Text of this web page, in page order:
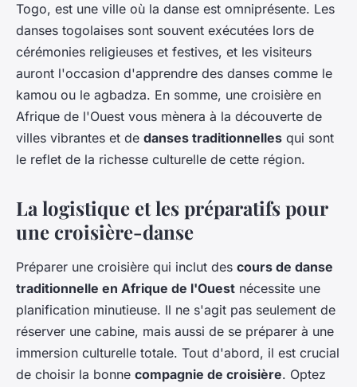
Togo, est une ville où la danse est omniprésente. Les
danses togolaises sont souvent exécutées lors de
cérémonies religieuses et festives, et les visiteurs
auront l'occasion d'apprendre des danses comme le
kamou ou le agbadza. En somme, une croisière en
Afrique de l'Ouest vous mènera à la découverte de
villes vibrantes et de danses traditionnelles qui sont
le reflet de la richesse culturelle de cette région.
La logistique et les préparatifs pour
une croisière-danse
Préparer une croisière qui inclut des cours de danse
traditionnelle en Afrique de l'Ouest nécessite une
planification minutieuse. Il ne s'agit pas seulement de
réserver une cabine, mais aussi de se préparer à une
immersion culturelle totale. Tout d'abord, il est crucial
de choisir la bonne compagnie de croisière. Optez